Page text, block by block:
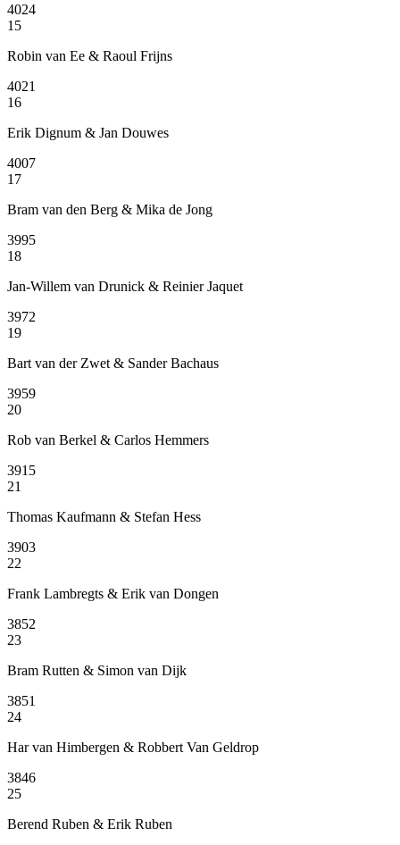
4024
15
Robin van Ee & Raoul Frijns
4021
16
Erik Dignum & Jan Douwes
4007
17
Bram van den Berg & Mika de Jong
3995
18
Jan-Willem van Drunick & Reinier Jaquet
3972
19
Bart van der Zwet & Sander Bachaus
3959
20
Rob van Berkel & Carlos Hemmers
3915
21
Thomas Kaufmann & Stefan Hess
3903
22
Frank Lambregts & Erik van Dongen
3852
23
Bram Rutten & Simon van Dijk
3851
24
Har van Himbergen & Robbert Van Geldrop
3846
25
Berend Ruben & Erik Ruben